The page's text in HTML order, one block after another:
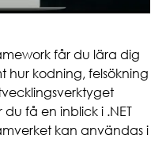
får du lära dig
hur kodning, felsökning
få en inblick i .NET
kan användas i